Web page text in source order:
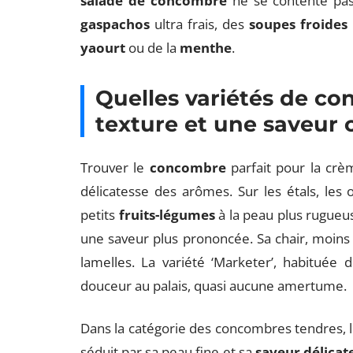
gaspachos ultra frais, dessoupes froides
yaourt ou de la menthe.
Quelles variétés de
texture et une saveur
Trouver le concombreparfait pour la
délicatesse des arômes. Sur les étals, les
petits fruits-légumesà la peau plus
une saveur plus prononcée. Sa chair,
lamelles. La variété ‘Marketer’,
douceur au palais, quasi aucune amertume.
Dans la catégorie des concombres tendres,